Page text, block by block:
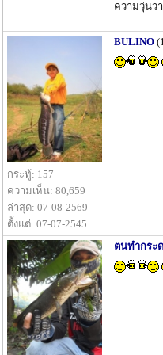
ความวุ่นว
กระทู้: 157
ความเห็น: 80,659
ล่าสุด: 07-08-2569
ตั้งแต่: 07-07-2545
BULINO
ตนทำกระ